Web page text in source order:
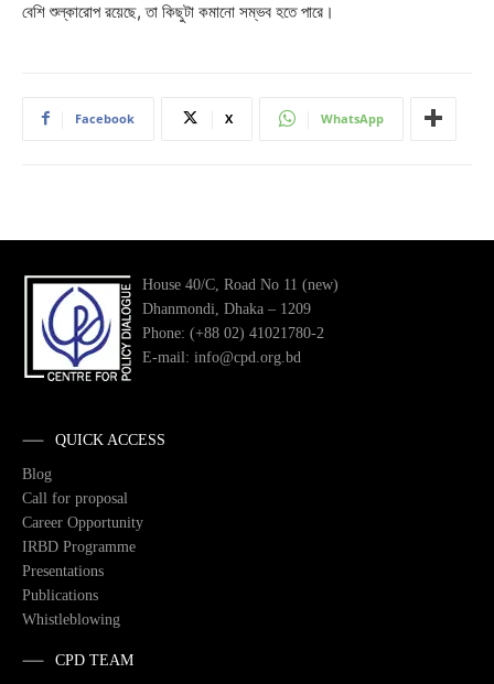
বেশি শুল্কারোপ রয়েছে, তা কিছুটা কমানো সম্ভব হতে পারে।
Facebook X WhatsApp
House 40/C, Road No 11 (new)
Dhanmondi, Dhaka – 1209
Phone: (+88 02) 41021780-2
E-mail: info@cpd.org.bd
QUICK ACCESS
Blog
Call for proposal
Career Opportunity
IRBD Programme
Presentations
Publications
Whistleblowing
CPD TEAM